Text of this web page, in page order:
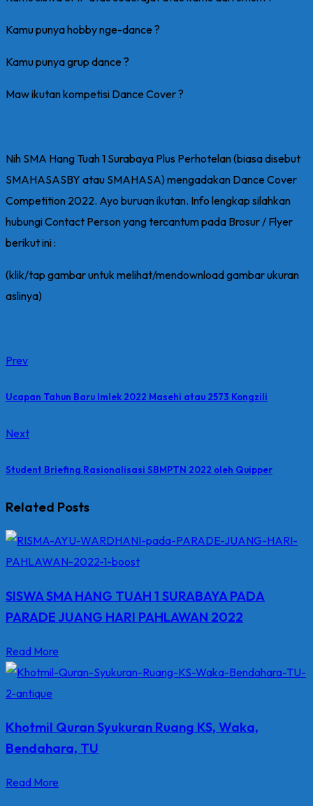
Kamu punya hobby nge-dance ?
Kamu punya grup dance ?
Maw ikutan kompetisi Dance Cover ?
Nih SMA Hang Tuah 1 Surabaya Plus Perhotelan (biasa disebut
SMAHASASBY atau SMAHASA) mengadakan Dance Cover
Competition 2022. Ayo buruan ikutan. Info lengkap silahkan
hubungi Contact Person yang tercantum pada Brosur / Flyer
berikut ini :
(klik/tap gambar untuk melihat/mendownload gambar ukuran
aslinya)
Prev
Ucapan Tahun Baru Imlek 2022 Masehi atau 2573 Kongzili
Next
Student Briefing Rasionalisasi SBMPTN 2022 oleh Quipper
Related Posts
SISWA SMA HANG TUAH 1 SURABAYA PADA
PARADE JUANG HARI PAHLAWAN 2022
Read More
Khotmil Quran Syukuran Ruang KS, Waka,
Bendahara, TU
Read More